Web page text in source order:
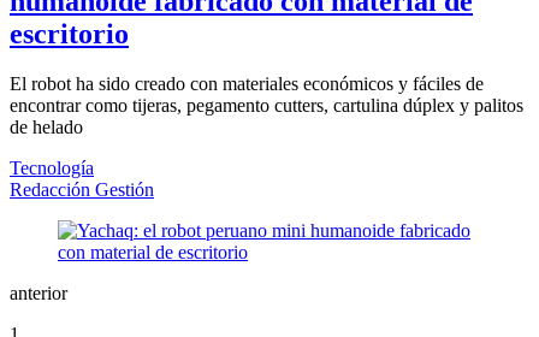
escritorio
El robot ha sido creado con materiales económicos y fáciles de
encontrar como tijeras, pegamento cutters, cartulina dúplex y palitos
de helado
Tecnología
Redacción Gestión
anterior